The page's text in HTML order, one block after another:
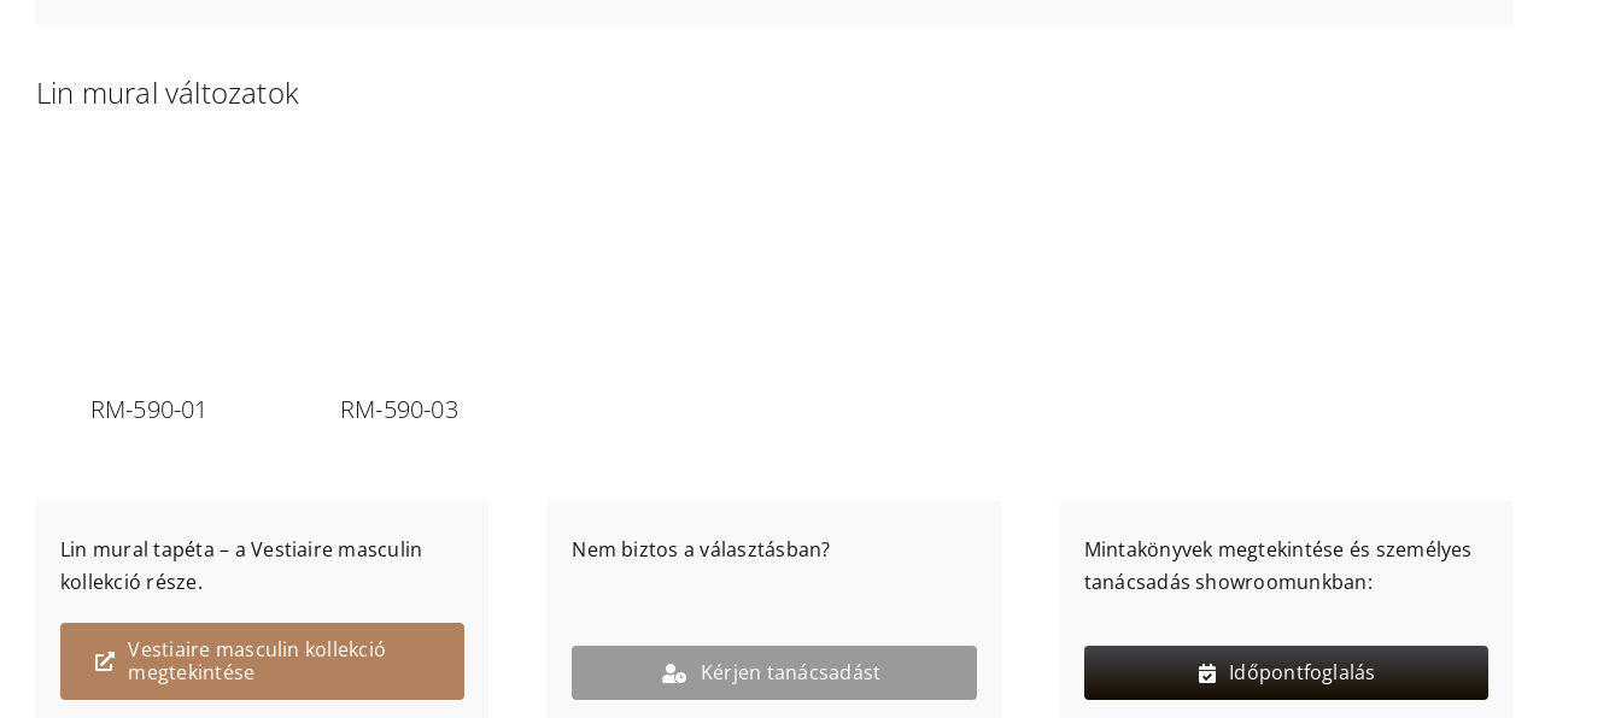
Lin mural változatok
RM-590-01 RM-590-03
Lin mural tapéta – aVestiaire masculin
kollekció része.
Vestiaire masculin kollekció
megtekintése
Nem biztos a választásban?
Kérjen tanácsadást
Mintakönyvek megtekintése és személyes
tanácsadás showroomunkban:
Időpontfoglalás